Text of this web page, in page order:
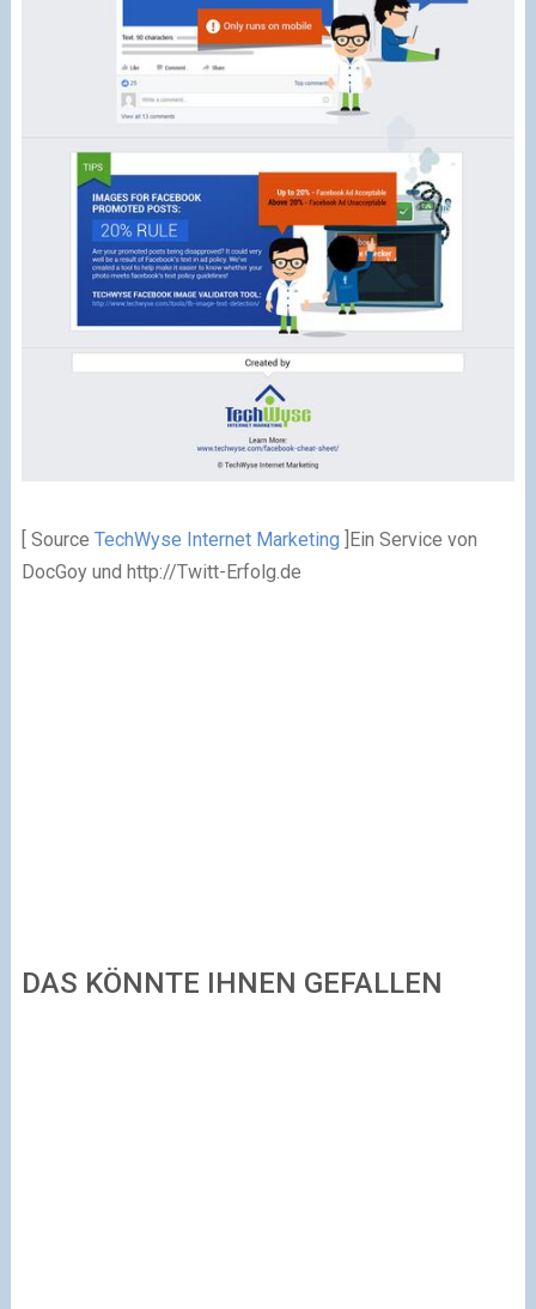
[ Source TechWyse Internet Marketing ]Ein Service von
DocGoy und http://Twitt-Erfolg.de
DAS KÖNNTE IHNEN GEFALLEN